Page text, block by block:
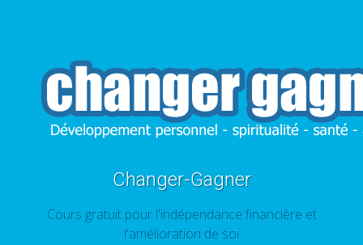
Changer-Gagner
Cours gratuit pour l'indépendance financière et
l'amélioration de soi